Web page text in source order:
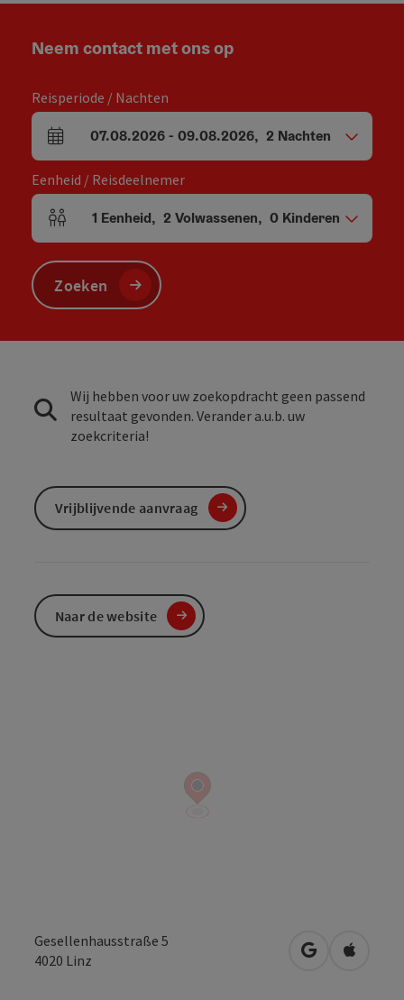
Gesellenhausstraße 5
4020 Linz Openen in
Neem contact met ons op
Reisperiode / Nachten
Velden voor aankomst en vertrek
07.08.2026- 09.08.2026, 2 Nachten
Eenheid / Reisdeelnemer
Aantal eenheden en persoonsvelden
1 Eenheid, 2 Volwassenen, 0 Kinderen
Zoeken
Wij hebben voor uw zoekopdracht geen passend
resultaat gevonden. Verander a.u.b. uw
zoekcriteria!
Vrijblijvende aanvraag
Naar de website